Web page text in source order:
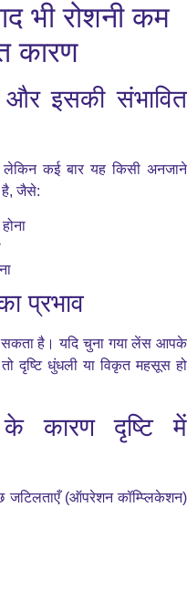
भी रोशनी कम
कारण
और इसकी संभावित
लेकिन कई बार यह किसी अनजाने
है, जैसे:
प्रभाव
सकता है। यदि चुना गया लेंस आपके
दृष्टि धुंधली या विकृत महसूस हो
के कारण दृष्टि में
जटिलताएँ (ऑपरेशन कॉम्प्लिकेशन)